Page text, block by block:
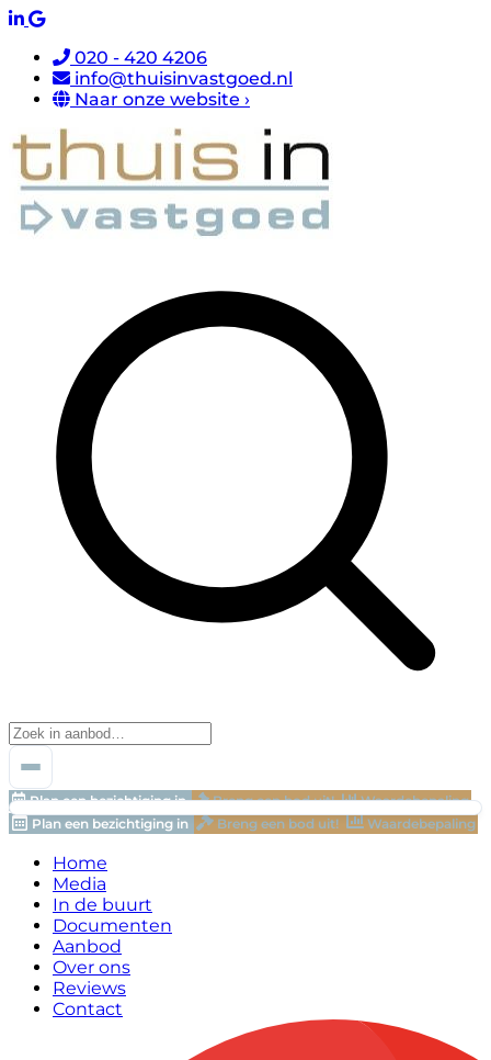
020 - 420 4206
info@thuisinvastgoed.nl
Naar onze website ›
Plan een bezichtiging in Breng een bod uit!
Waardebepaling
Plan een bezichtiging in
Breng een bod uit! Waardebepaling
Home
Media
In de buurt
Documenten
Aanbod
Over ons
Reviews
Contact